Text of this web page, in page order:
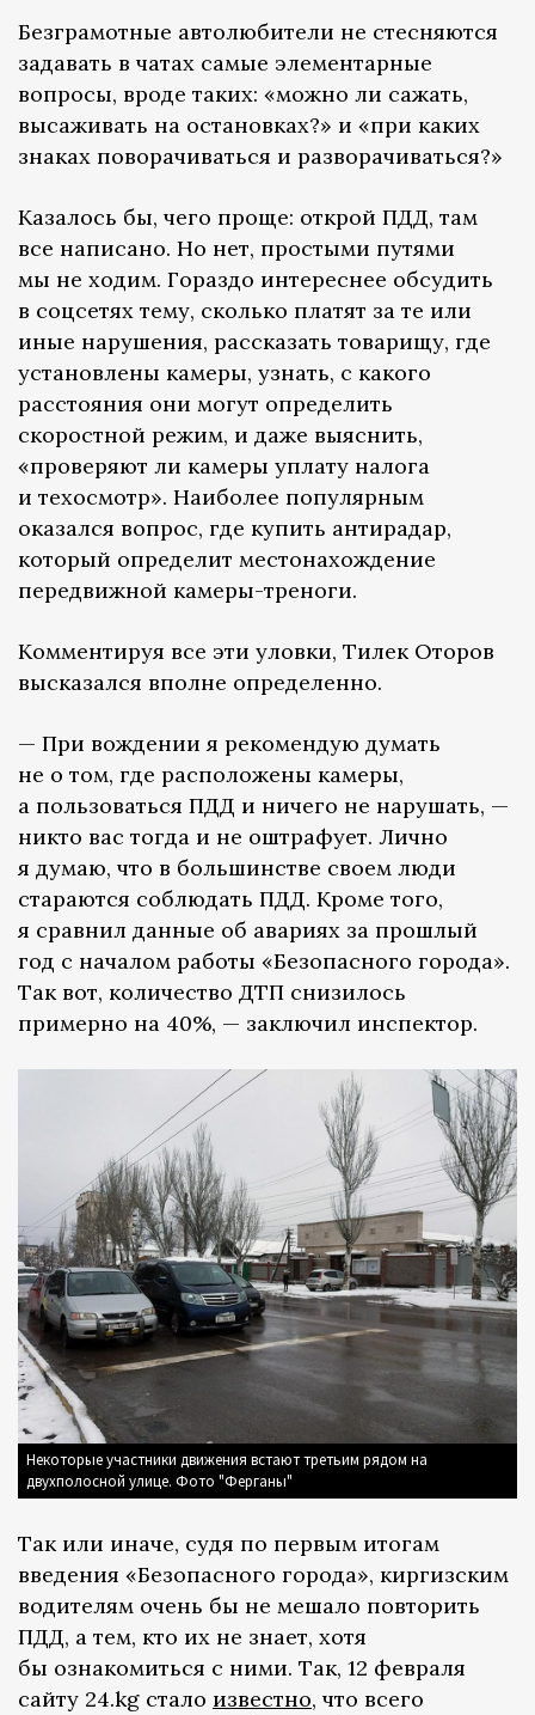
Безграмотные автолюбители не стесняются
задавать в чатах самые элементарные
вопросы, вроде таких: «можно ли сажать,
высаживать на остановках?» и «при каких
знаках поворачиваться и разворачиваться?»
Казалось бы, чего проще: открой ПДД, там
все написано. Но нет, простыми путями
мы не ходим. Гораздо интереснее обсудить
в соцсетях тему, сколько платят за те или
иные нарушения, рассказать товарищу, где
установлены камеры, узнать, с какого
расстояния они могут определить
скоростной режим, и даже выяснить,
«проверяют ли камеры уплату налога
и техосмотр». Наиболее популярным
оказался вопрос, где купить антирадар,
который определит местонахождение
передвижной камеры-треноги.
Комментируя все эти уловки, Тилек Оторов
высказался вполне определенно.
— При вождении я рекомендую думать
не о том, где расположены камеры,
а пользоваться ПДД и ничего не нарушать, —
никто вас тогда и не оштрафует. Лично
я думаю, что в большинстве своем люди
стараются соблюдать ПДД. Кроме того,
я сравнил данные об авариях за прошлый
год с началом работы «Безопасного города».
Так вот, количество ДТП снизилось
примерно на 40%, — заключил инспектор.
Некоторые участники движения встают третьим рядом на
двухполосной улице. Фото "Ферганы"
Так или иначе, судя по первым итогам
введения «Безопасного города», киргизским
водителям очень бы не мешало повторить
ПДД, а тем, кто их не знает, хотя
бы ознакомиться с ними. Так, 12 февраля
сайту 24.kg стало известно, что всего